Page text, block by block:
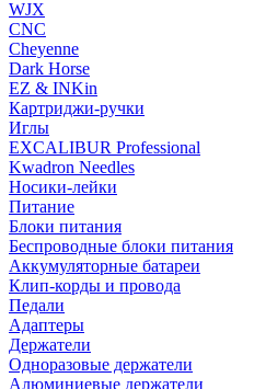
WJX
CNC
Cheyenne
Dark Horse
EZ & INKin
Картриджи-ручки
Иглы
EXCALIBUR Professional
Kwadron Needles
Носики-лейки
Питание
Блоки питания
Беспроводные блоки питания
Аккумуляторные батареи
Клип-корды и провода
Педали
Адаптеры
Держатели
Одноразовые держатели
Алюминиевые держатели